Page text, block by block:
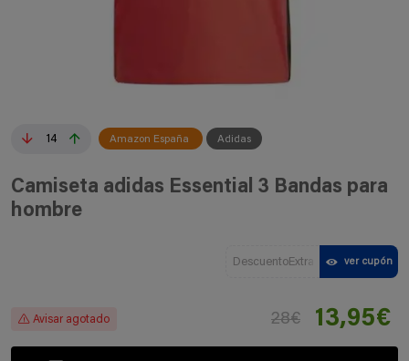
14 Amazon España Adidas
Camiseta adidas Essential 3 Bandas para
hombre
DescuentoExtra ver cupón
Avisar agotado 28€ 13,95€